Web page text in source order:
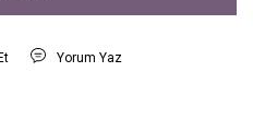
Yorum Yaz